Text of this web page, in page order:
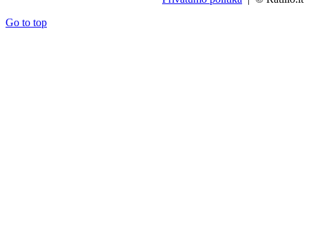
Go to top